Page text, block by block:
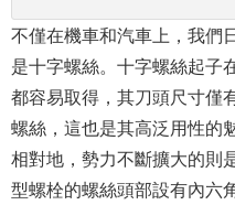
不僅在機車和汽車上，我們
是十字螺絲。十字螺絲起子
都容易取得，其刀頭尺寸僅
螺絲，這也是其高泛用性的
相對地，勢力不斷擴大的則
型螺栓的螺絲頭部設有內六